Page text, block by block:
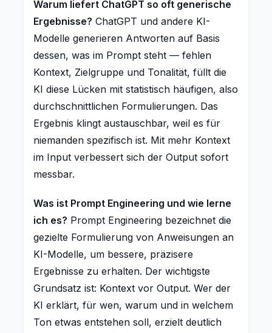
Warum liefert ChatGPT so oft generische
Ergebnisse? ChatGPT und andere KI-
Modelle generieren Antworten auf Basis
dessen, was im Prompt steht — fehlen
Kontext, Zielgruppe und Tonalität, füllt die
KI diese Lücken mit statistisch häufigen, also
durchschnittlichen Formulierungen. Das
Ergebnis klingt austauschbar, weil es für
niemanden spezifisch ist. Mit mehr Kontext
im Input verbessert sich der Output sofort
messbar.
Was ist Prompt Engineering und wie lerne
ich es? Prompt Engineering bezeichnet die
gezielte Formulierung von Anweisungen an
KI-Modelle, um bessere, präzisere
Ergebnisse zu erhalten. Der wichtigste
Grundsatz ist: Kontext vor Output. Wer der
KI erklärt, für wen, warum und in welchem
Ton etwas entstehen soll, erzielt deutlich